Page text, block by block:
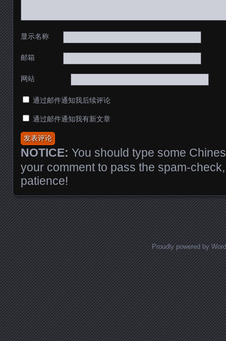
显示名称
邮箱
网站
通过邮件通知我后续评论
通过邮件通知我有新文章
NOTICE: You should type some
your comment to pass the spam-
patience!
Proudly powered by